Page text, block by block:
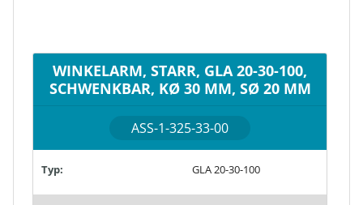
WINKELARM, STARR, GLA 20-30-100,
SCHWENKBAR, KØ 30 MM, SØ 20 MM
ASS-1-325-33-00
Typ: GLA 20-30-100